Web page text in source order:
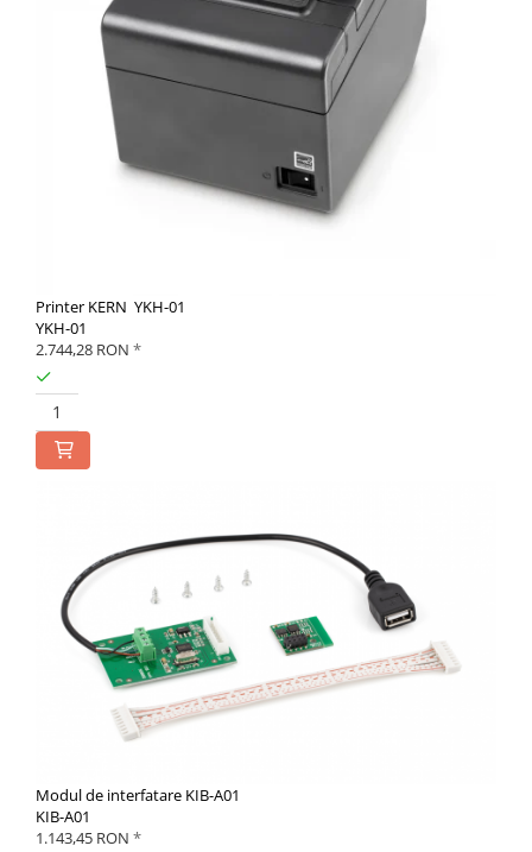
Printer KERN YKH-01
YKH-01
2.744,28 RON *
Modul de interfatare KIB-A01
KIB-A01
1.143,45 RON *